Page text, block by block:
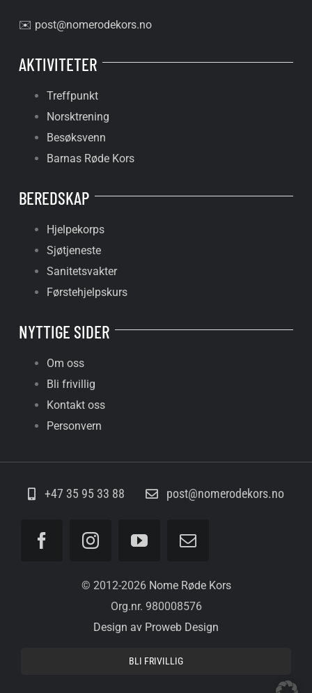
✉️ post@nomerodekors.no
AKTIVITETER
Treffpunkt
Norsktrening
Besøksvenn
Barnas Røde Kors
BEREDSKAP
Hjelpekorps
Sjøtjeneste
Sanitetsvakter
Førstehjelpskurs
NYTTIGE SIDER
Om oss
Bli frivillig
Kontakt oss
Personvern
+47 35 95 33 88 post@nomerodekors.no
© 2012-2026 Nome Røde Kors
Org.nr. 980008576
Design av Proweb Design
BLI FRIVILLIG